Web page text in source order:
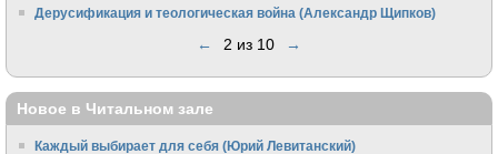
Дерусификация и теологическая война (Александр Щипков)
← 2 из 10 →
Новое в Читальном зале
Каждый выбирает для себя (Юрий Левитанский)